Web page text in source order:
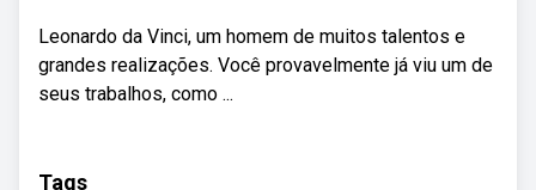
Leonardo da Vinci, um homem de muitos talentos e
grandes realizações. Você provavelmente já viu um de
seus trabalhos, como ...
Tags